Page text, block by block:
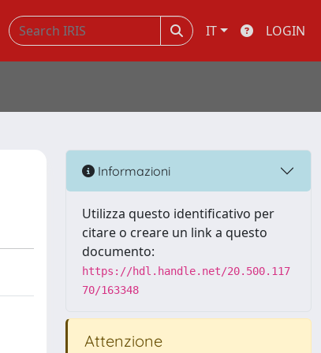
IT LOGIN
Informazioni
Utilizza questo identificativo per
citare o creare un link a questo
documento:
https://hdl.handle.net/20.500.117
70/163348
Attenzione